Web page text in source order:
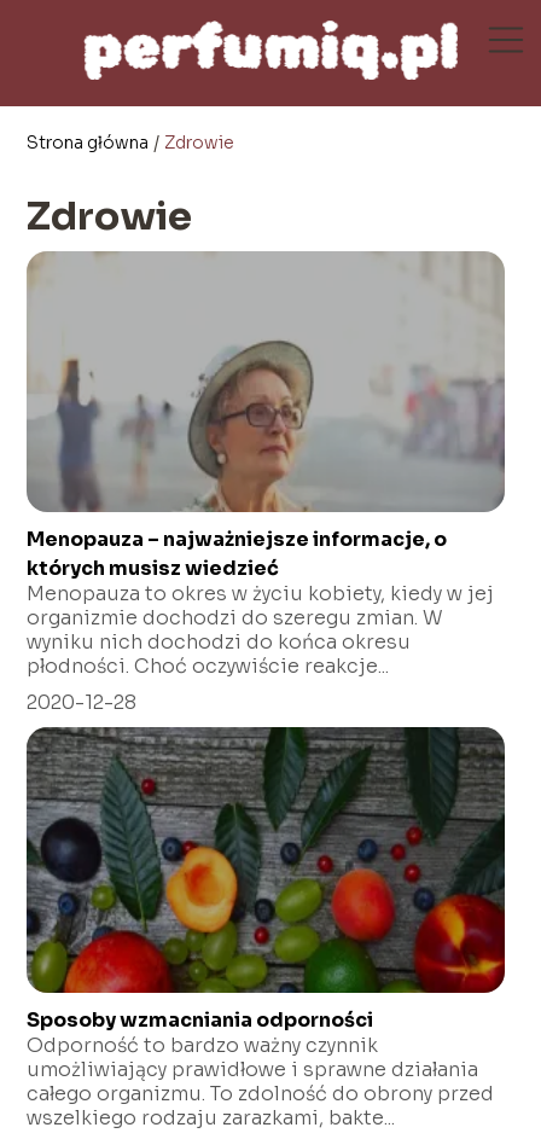
Strona główna / Zdrowie
Zdrowie
Menopauza – najważniejsze informacje, o
których musisz wiedzieć
Menopauza to okres w życiu kobiety, kiedy w jej
organizmie dochodzi do szeregu zmian. W
wyniku nich dochodzi do końca okresu
płodności. Choć oczywiście reakcje...
2020-12-28
Sposoby wzmacniania odporności
Odporność to bardzo ważny czynnik
umożliwiający prawidłowe i sprawne działania
całego organizmu. To zdolność do obrony przed
wszelkiego rodzaju zarazkami, bakte...